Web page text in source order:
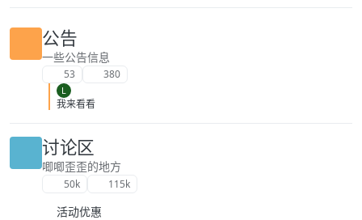
公告
一些公告信息
53 380
L
我来看看
讨论区
唧唧歪歪的地方
50k 115k
活动优惠